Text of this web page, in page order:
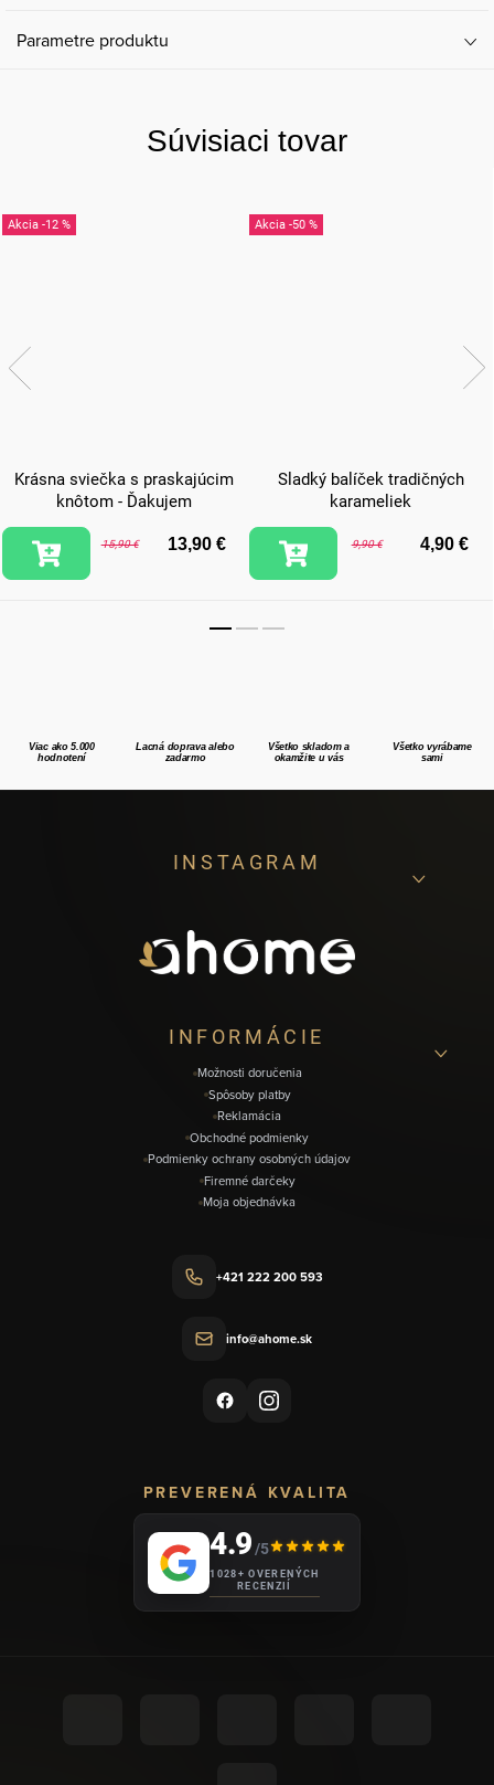
Parametre produktu
Súvisiaci tovar
-12 %
Krásna sviečka s praskajúcim
knôtom - Ďakujem
15,90 € 13,90 €
-50 %
Sladký balíček tradičných
karameliek
9,90 € 4,90 €
Viac ako 5.000
hodnotení
Lacná doprava alebo
zadarmo
Všetko skladom a
okamžite u vás
Všetko vyrábame
sami
INSTAGRAM
INFORMÁCIE
Možnosti doručenia
Spôsoby platby
Reklamácia
Obchodné podmienky
Podmienky ochrany osobných údajov
Firemné darčeky
Moja objednávka
+421 222 200 593
info@ahome.sk
PREVERENÁ KVALITA
4.9/5
1028+ OVERENÝCH
RECENZIÍ